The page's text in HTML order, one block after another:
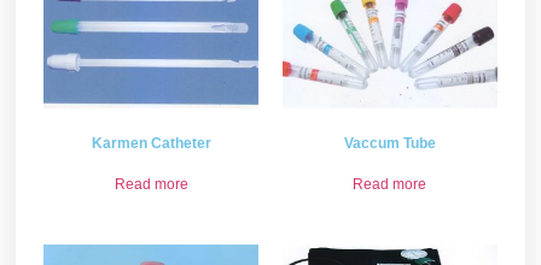
Karmen Catheter
Read more
Vaccum Tube
Read more